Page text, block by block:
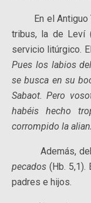
En el Antiguo
tribus, la de
servicio litúrgico.
Pues los labios
se busca en su
Sabaot. Pero
habéis hecho
corrompido la
Además,
pecados (Hb. 5,1).
padres e hijos.